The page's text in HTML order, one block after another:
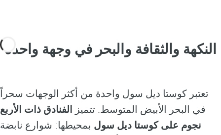
النكهة والثقافة والبحر في وجهة واحدة
تعتبر كوستا ديل سول واحدة من أكثر الوجهات سحراً
في البحر الأبيض المتوسط. تتميز
الفنادق ذات الأربع
نجوم على كوستا ديل سول بمحيطها: شوارع نابضة